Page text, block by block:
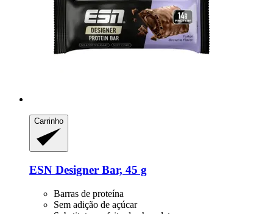
Carrinho
ESN Designer Bar, 45 g
Barras de proteína
Sem adição de açúcar